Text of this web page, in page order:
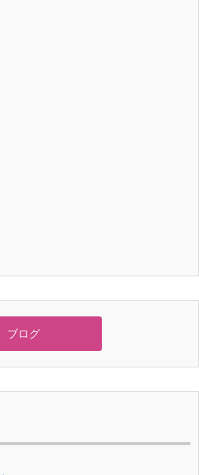
ブログ